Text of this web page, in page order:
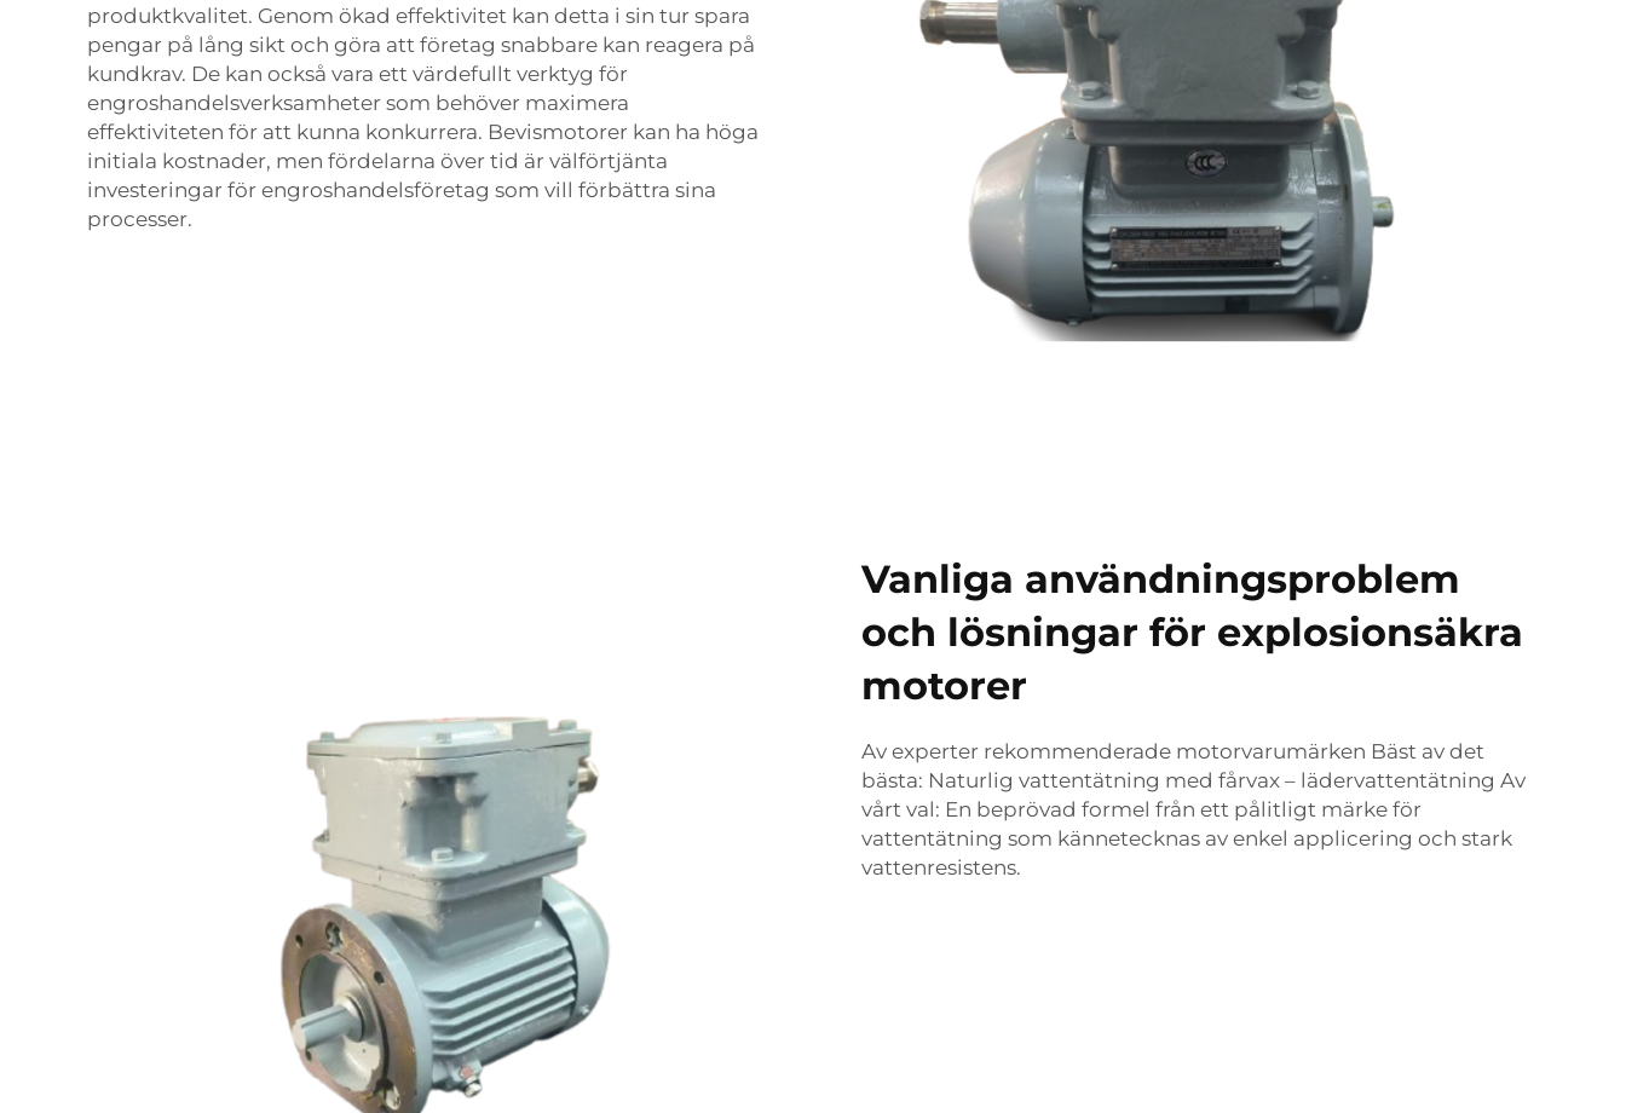
produktkvalitet. Genom ökad effektivitet kan detta i sin tur spara
pengar på lång sikt och göra att företag snabbare kan reagera på
kundkrav. De kan också vara ett värdefullt verktyg för
engroshandelsverksamheter som behöver maximera
effektiviteten för att kunna konkurrera. Bevismotorer kan ha höga
initiala kostnader, men fördelarna över tid är välförtjänta
investeringar för engroshandelsföretag som vill förbättra sina
processer.
Vanliga användningsproblem
och lösningar för explosionsäkra
motorer
Av experter rekommenderade motorvarumärken Bäst av det
bästa: Naturlig vattentätning med fårvax – lädervattentätning Av
vårt val: En beprövad formel från ett pålitligt märke för
vattentätning som kännetecknas av enkel applicering och stark
vattenresistens.